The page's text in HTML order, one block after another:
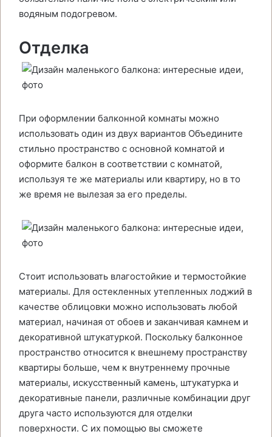
водяным подогревом.
Отделка
При оформлении балконной комнаты можно
использовать один из двух вариантов Объедините
стильно пространство с основной комнатой и
оформите балкон в соответствии с комнатой,
используя те же материалы или квартиру, но в то
же время не вылезая за его пределы.
Стоит использовать влагостойкие и термостойкие
материалы. Для остекленных утепленных лоджий в
качестве облицовки можно использовать любой
материал, начиная от обоев и заканчивая камнем и
декоративной штукатуркой. Поскольку балконное
пространство относится к внешнему пространству
квартиры больше, чем к внутреннему прочные
материалы, искусственный камень, штукатурка и
декоративные панели, различные комбинации друг
друга часто используются для отделки
поверхности. С их помощью вы сможете